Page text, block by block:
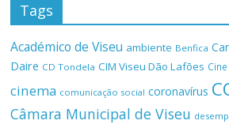
Tags
Académico de Viseu ambiente Benfica
Daire CD Tondela CIM Viseu Dão Lafões
cinema comunicação social coronavírus
Câmara Municipal de Viseu